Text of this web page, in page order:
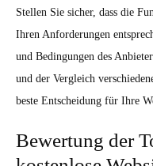
Stellen Sie sicher, dass die
Ihren Anforderungen
und Bedingungen des
und der Vergleich
beste Entscheidung für Ihre
Bewertung der